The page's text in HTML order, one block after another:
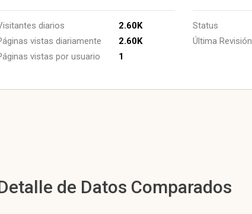
diarios
2.60K
vistas diariamente
2.60K
vistas por usuario
1
Status
Última Revisión
de Datos Comparados